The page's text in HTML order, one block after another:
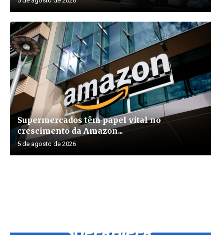
Supermercados têm papel vital no
crescimento da Amazon...
5 de agosto de 2026